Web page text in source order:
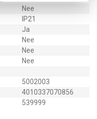
Nee
IP21
Ja
Nee
Nee
Nee
5002003
4010337070856
539999